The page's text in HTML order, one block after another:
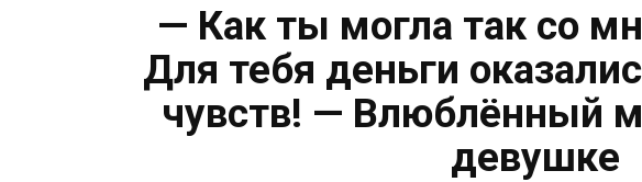
— Как ты могла так со
Для тебя деньги
чувств! — Влюблённый
девушке